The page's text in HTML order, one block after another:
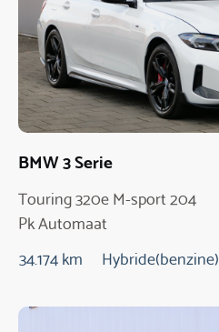
BMW 3 Serie
Touring 320e M-sport 204
Pk Automaat
34.174 km Hybride(benzine)